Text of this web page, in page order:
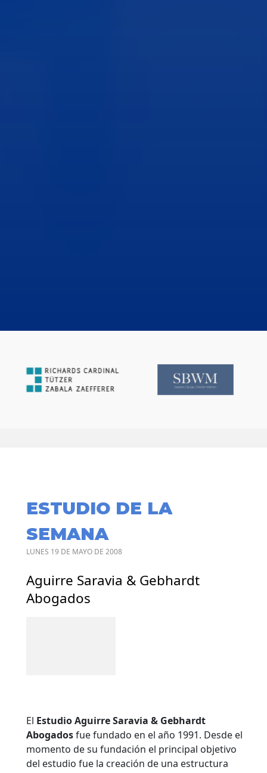
ESTUDIO DE LA
SEMANA
LUNES 19 DE MAYO DE 2008
Aguirre Saravia & Gebhardt
Abogados
El Estudio Aguirre Saravia & Gebhardt
Abogadosfue fundado en el año 1991. Desde el
momento de su fundación el principal objetivo
del estudio fue la creación de una estructura